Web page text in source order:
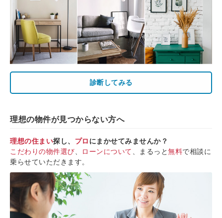
診断してみる
理想の物件が見つからない方へ
理想の住まい探し、 プロ にまかせてみませんか？
こだわりの物件選び
ローンについて 、まるっと無料で相談に
乗らせていただきます。